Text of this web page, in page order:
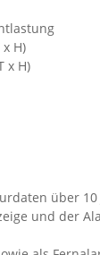
H)
x H)
über 10
und der